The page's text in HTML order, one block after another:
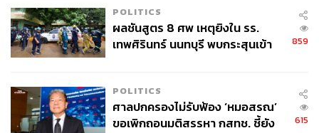
POLITICS
ผลชันสูตร 8 ศพ เหตุยิงใน รร.
เทพศิรินทร์ นนทบุรี พบกระสุนเข้า
859
POLITICS
ศาลปกครองไม่รับฟ้อง ‘หมอสรณ’
ขอเพิกถอนมติสรรหา กสทช. ชี้ยัง
615